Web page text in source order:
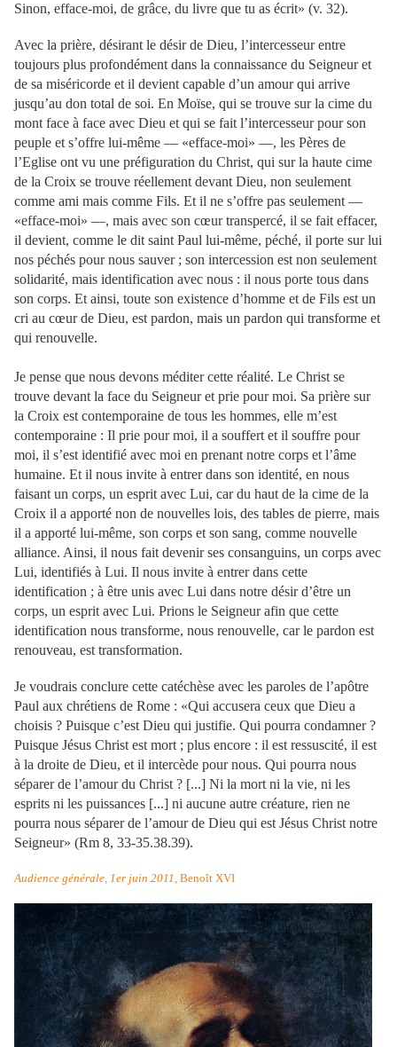
Sinon, efface-moi, de grâce, du livre que tu as écrit» (v. 32).
Avec la prière, désirant le désir de Dieu, l’intercesseur entre
toujours plus profondément dans la connaissance du Seigneur et
de sa miséricorde et il devient capable d’un amour qui arrive
jusqu’au don total de soi. En Moïse, qui se trouve sur la cime du
mont face à face avec Dieu et qui se fait l’intercesseur pour son
peuple et s’offre lui-même — «efface-moi» —, les Pères de
l’Eglise ont vu une préfiguration du Christ, qui sur la haute cime
de la Croix se trouve réellement devant Dieu, non seulement
comme ami mais comme Fils. Et il ne s’offre pas seulement —
«efface-moi» —, mais avec son cœur transpercé, il se fait effacer,
il devient, comme le dit saint Paul lui-même, péché, il porte sur lui
nos péchés pour nous sauver ; son intercession est non seulement
solidarité, mais identification avec nous : il nous porte tous dans
son corps. Et ainsi, toute son existence d’homme et de Fils est un
cri au cœur de Dieu, est pardon, mais un pardon qui transforme et
qui renouvelle.
Je pense que nous devons méditer cette réalité. Le Christ se
trouve devant la face du Seigneur et prie pour moi. Sa prière sur
la Croix est contemporaine de tous les hommes, elle m’est
contemporaine : Il prie pour moi, il a souffert et il souffre pour
moi, il s’est identifié avec moi en prenant notre corps et l’âme
humaine. Et il nous invite à entrer dans son identité, en nous
faisant un corps, un esprit avec Lui, car du haut de la cime de la
Croix il a apporté non de nouvelles lois, des tables de pierre, mais
il a apporté lui-même, son corps et son sang, comme nouvelle
alliance. Ainsi, il nous fait devenir ses consanguins, un corps avec
Lui, identifiés à Lui. Il nous invite à entrer dans cette
identification ; à être unis avec Lui dans notre désir d’être un
corps, un esprit avec Lui. Prions le Seigneur afin que cette
identification nous transforme, nous renouvelle, car le pardon est
renouveau, est transformation.
Je voudrais conclure cette catéchèse avec les paroles de l’apôtre
Paul aux chrétiens de Rome : «Qui accusera ceux que Dieu a
choisis ? Puisque c’est Dieu qui justifie. Qui pourra condamner ?
Puisque Jésus Christ est mort ; plus encore : il est ressuscité, il est
à la droite de Dieu, et il intercède pour nous. Qui pourra nous
séparer de l’amour du Christ ? [...] Ni la mort ni la vie, ni les
esprits ni les puissances [...] ni aucune autre créature, rien ne
pourra nous séparer de l’amour de Dieu qui est Jésus Christ notre
Seigneur» (Rm 8, 33-35.38.39).
Audience générale, 1er juin 2011, Benoît XVI